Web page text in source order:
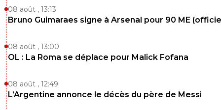
08 août , 13:13
Bruno Guimaraes signe à Arsenal pour 90 ME
08 août , 13:00
OL : La Roma se déplace pour Malick Fofana
08 août , 12:49
L’Argentine annonce le décès du père de Messi